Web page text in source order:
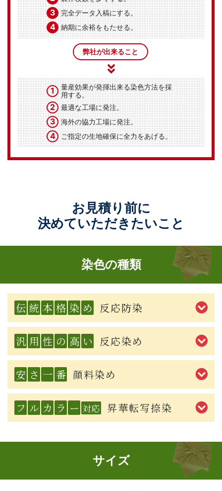
3 完全データ入稿にする。
4 納期に余裕をもたせる。
弊社が出来ること
1
量産効果が発揮出来る染色方法を採
用する。
2 最適な工場に発注。
3 海外の協力工場に発注。
4 ご指定の生地確保に全力をあげる。
お見積り前に
決めていただきたいこと
染色の種類
伝 統 本 格 染 め 反応防染
汎 用 性 の 高 い 反応染め
安 さ 一 番 顔料染め
フ ル カ ラ ー 対応 昇華転写捺染
サイズ